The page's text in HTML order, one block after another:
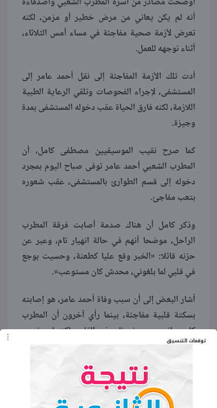
توقعات التنسيق
أنه لم يكن يعاني من مرض خطير أو مزمن، لكنه
تعرض لأزمة صحية مفاجئة في مساء أمس الثلاثاء،
أثناء توجهه للعمل.
أدت تلك الأزمة المفاجئة إلى نقل أحمد عامر إلى
المستشفى، لإجراء الفحوصات وتلقي الرعاية الطبية
اللازمة، لكنه فارق الحياة عقب دخوله المستشفى بمدة
وجيزة.
كما صرح نقيب الموسيقيين مصطفى كامل، أن
المطرب الشعبي أحمد عامر توفى صباح اليوم بمجرد
دخوله إلى قسم الطوارئ بالمستشفى، عقب شعوره
بتعب مفاجئ.
وذكر كامل أن هناك صدمة أصابت فرقة المطرب
الراحل، موضحا أنهم في حالة انهيار تام، وعبر عن
حزنه قائلا: «الخبر وقع عليا كطعنة، وحسيت بوجع
في قلبي لما بلغوني، محدش كان مستوعب».
أشار البعض إلى أن سبب وفاة أحمد عامر، هو إصابته
بسكتة قلبية مفاجئة، بينما رأي آخرون أن المطرب
كان يعاني من مرض نادر في القلب، لكنه لم يفصح
عنه سابقًا.
الكلمات المفتاحية